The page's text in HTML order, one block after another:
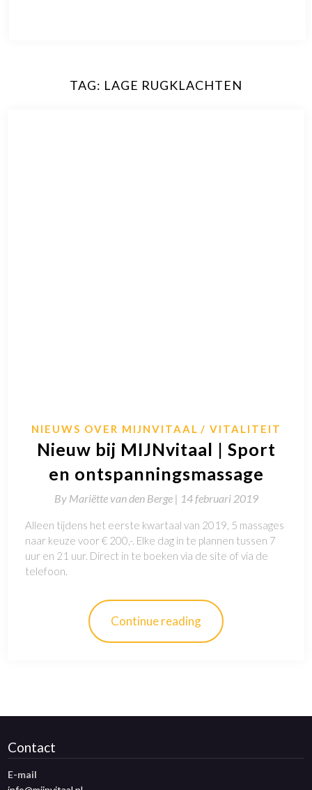
TAG: LAGE RUGKLACHTEN
NIEUWS OVER MIJNVITAAL VITALITEIT
Nieuw bij MIJNvitaal | Sport
en ontspanningsmassage
By Mariëtte van den Berge | 14 februari 2019
Alleen tijdens het eerste kwartaal van 2019, 5 massages
naar keuze voor € 200,-. Elke dag in te plannen tussen 7
uur en 21 uur. Direct in te boeken via de site of via de
telefoon.
Continue reading
Contact
E-mail